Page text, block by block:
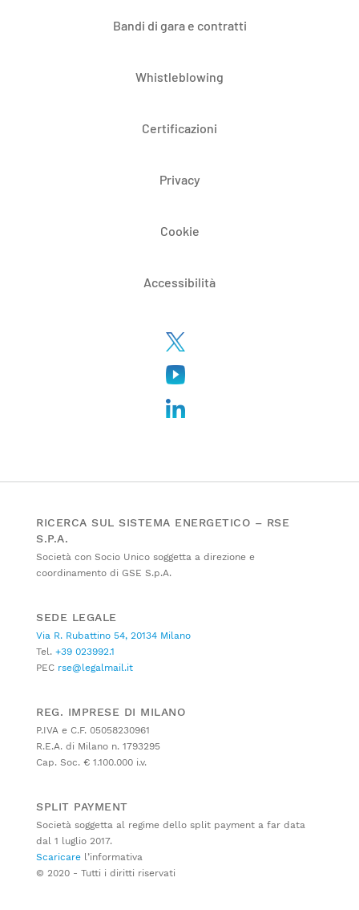
Bandi di gara e contratti
Whistleblowing
Certificazioni
Privacy
Cookie
Accessibilità
RICERCA SUL SISTEMA ENERGETICO – RSE
S.P.A.
Società con Socio Unico soggetta a direzione e
coordinamento di GSE S.p.A.
SEDE LEGALE
Via R. Rubattino 54, 20134 Milano
Tel. +39 023992.1
PEC rse@legalmail.it
REG. IMPRESE DI MILANO
P.IVA e C.F. 05058230961
R.E.A. di Milano n. 1793295
Cap. Soc. € 1.100.000 i.v.
SPLIT PAYMENT
Società soggetta al regime dello split payment a far data
dal 1 luglio 2017.
Scaricare l’informativa
© 2020 - Tutti i diritti riservati